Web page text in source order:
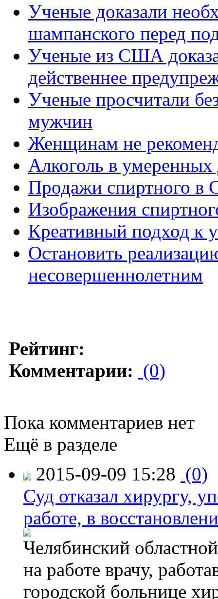
Ученые доказали
шампанского перед
Ученые из США
действеннее
Ученые просчитали
мужчин
Женщинам не
Алкоголь в
Продажи спиртного в
Изображения
Креативный подход к
Остановить
несовершеннолетним
Рейтинг:
Комментарии: (0)
Пока комментариев нет
Ещё в разделе
2015-09-09 15:28 (0)
Суд отказал хирургу,
работе, в
Челябинский
на работе врачу,
городской больнице